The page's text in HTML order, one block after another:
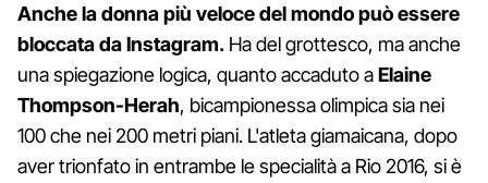
Anche la donna più veloce del mondo può essere
bloccata da Instagram. Ha del grottesco, ma anche
una spiegazione logica, quanto accaduto aElaine
Thompson-Herah, bicampionessa olimpica sia nei
100 che nei 200 metri piani. L'atleta giamaicana, dopo
aver trionfato in entrambe le specialità a Rio 2016, si è